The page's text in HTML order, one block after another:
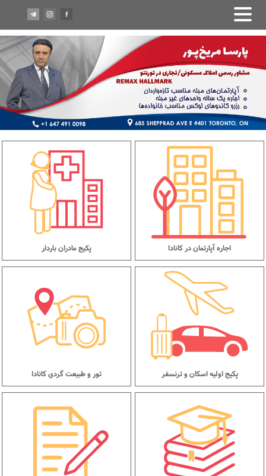
اجاره آپارتمان در کانادا پکیج مادران باردار
پکیج اولیه اسکان و ترنسفر تور و طبیعت گردی کانادا